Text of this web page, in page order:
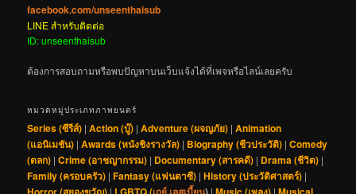
facebook.com/unseenthaisub
LINE สำหรับติดต่อ
ID: unseenthaisub
ต้องการสอบถามหรือพบปัญหาบนเว็บแจ้งได้ที่เพจหรือไลน์เลยครับ
หมวดหมู่ประเภทภาพยนตร์
Series (ซีรีส์) |Action (บู๊) |Adventure (ผจญภัย) |Animation
(แอนิเมชัน) |Awards (หนังชิงรางวัล) | Biography (ชีวประวัติ) |Comedy
(ตลก) |Crime (อาชญากรรม) | Documentary (สารคดี) | Drama (ชีวิต) |
Family (ครอบครัว) |Fantasy (แฟนตาซี) |History (ประวัติศาสตร์) |
| | |